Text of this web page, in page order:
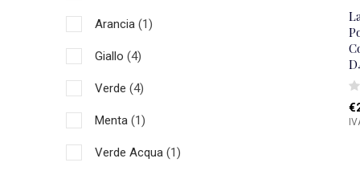
Arancia (1)
Giallo (4)
Verde (4)
Menta (1)
Verde Acqua (1)